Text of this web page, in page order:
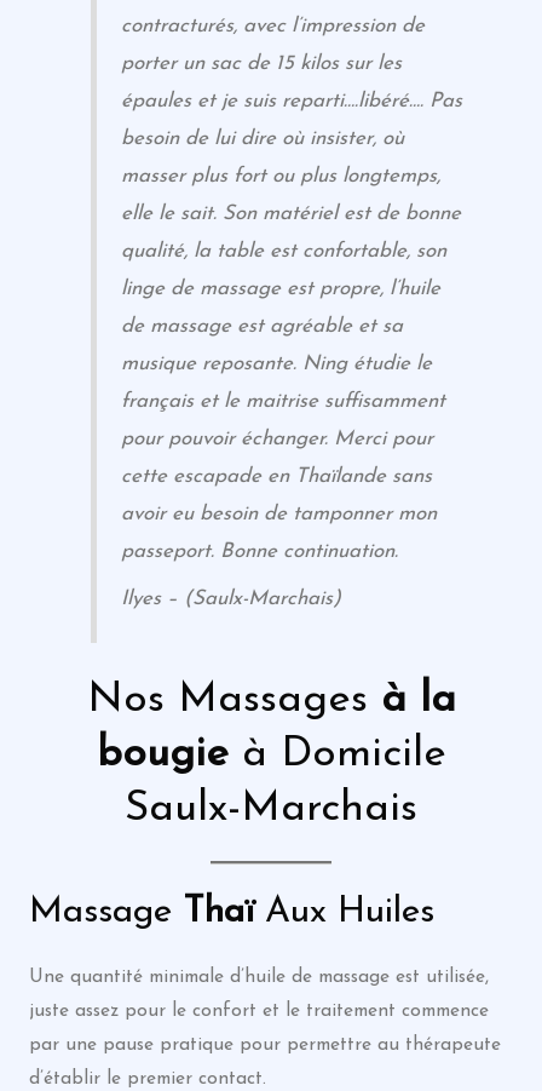
contracturés, avec l’impression de
porter un sac de 15 kilos sur les
épaules et je suis reparti….libéré…. Pas
besoin de lui dire où insister, où
masser plus fort ou plus longtemps,
elle le sait. Son matériel est de bonne
qualité, la table est confortable, son
linge de massage est propre, l’huile
de massage est agréable et sa
musique reposante. Ning étudie le
français et le maitrise suffisamment
pour pouvoir échanger. Merci pour
cette escapade en Thaïlande sans
avoir eu besoin de tamponner mon
passeport. Bonne continuation.
Ilyes – (Saulx-Marchais)
Nos Massages à la
bougieà Domicile
Saulx-Marchais
Massage ThaïAux Huiles
Une quantité minimale d’huile de massage est utilisée,
juste assez pour le confort et le traitement commence
par une pause pratique pour permettre au thérapeute
d’établir le premier contact.